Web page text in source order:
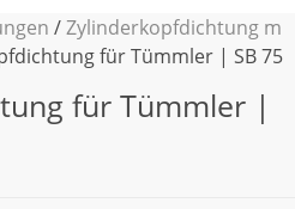
/Zylinderkopfdichtung m
für Tümmler | SB 75
für Tümmler |